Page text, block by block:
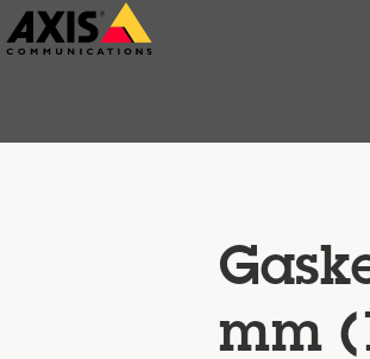
Saltar
al
mm